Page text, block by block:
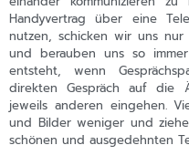
Handyvertrag über eine
nutzen, schicken wir uns nur
und berauben uns so
entsteht, wenn
direkten Gespräch auf die
jeweils anderen eingehen.
und Bilder weniger und
schönen und ausgedehnten